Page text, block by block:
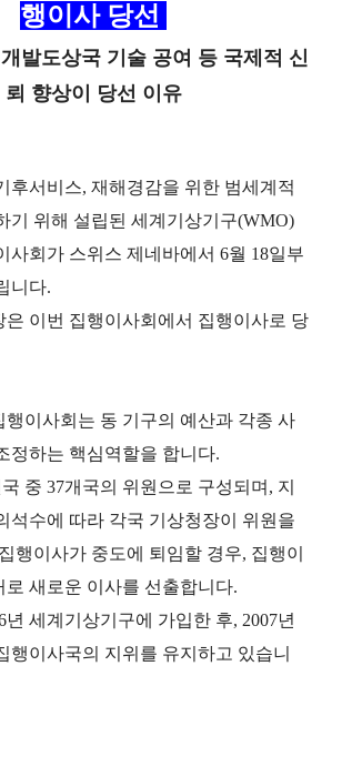
행이사 당선
발도상국 기술 공여 등 국제적 신
뢰 향상이 당선 이유
후서비스, 재해경감을 위한 범세계적
기 위해 설립된 세계기상기구(WMO)
사회가 스위스 제네바에서 6월 18일부
니다.
은 이번 집행이사회에서 집행이사로 당
행이사회는 동 기구의 예산과 각종 사
정하는 핵심역할을 합니다.
중 37개국의 위원으로 구성되며, 지
석수에 따라 각국 기상청장이 위원을
행이사가 중도에 퇴임할 경우, 집행이
로 새로운 이사를 선출합니다.
년 세계기상기구에 가입한 후, 2007년
행이사국의 지위를 유지하고 있습니